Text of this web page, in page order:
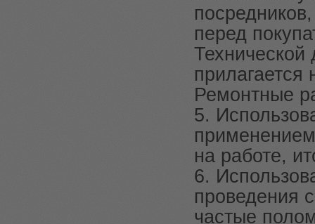
перед
Технической
прилагается
Ремонтные
5.
на работе,
6.
проведения
частые